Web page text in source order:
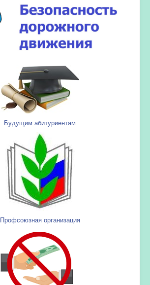
Будущим абитуриентам
Профсоюзная организация